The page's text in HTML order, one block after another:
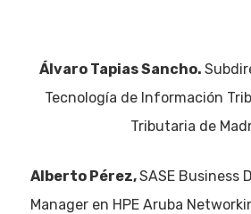
Álvaro Tapias Sancho.
Tecnología de Información
Tributaria de
Alberto Pérez,SASE Business
Manager en HPE Aruba